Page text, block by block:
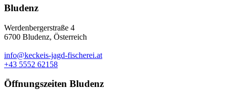
Bludenz
Werdenbergerstraße 4
6700 Bludenz, Österreich
info@keckeis-jagd-fischerei.at
+43 5552 62158
Öffnungszeiten Bludenz